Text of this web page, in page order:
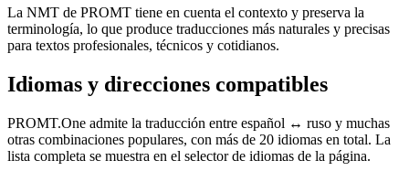
La NMT de PROMT tiene en cuenta el contexto y preserva la
terminología, lo que produce traducciones más naturales y precisas
para textos profesionales, técnicos y cotidianos.
Idiomas y direcciones compatibles
PROMT.One admite la traducción entre español ↔ ruso y muchas
otras combinaciones populares, con más de 20 idiomas en total. La
lista completa se muestra en el selector de idiomas de la página.